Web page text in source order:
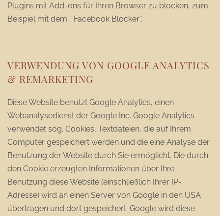
Plugins mit Add-ons für Ihren Browser zu blocken, zum
Beispiel mit dem “ Facebook Blocker“.
VERWENDUNG VON GOOGLE ANALYTICS
& REMARKETING
Diese Website benutzt Google Analytics, einen
Webanalysedienst der Google Inc. Google Analytics
verwendet sog. Cookies, Textdateien, die auf Ihrem
Computer gespeichert werden und die eine Analyse der
Benutzung der Website durch Sie ermöglicht. Die durch
den Cookie erzeugten Informationen über Ihre
Benutzung diese Website (einschließlich Ihrer IP-
Adresse) wird an einen Server von Google in den USA
übertragen und dort gespeichert. Google wird diese